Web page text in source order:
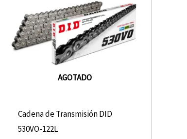
AGOTADO
Cadena de Transmisión DID
530VO-122L